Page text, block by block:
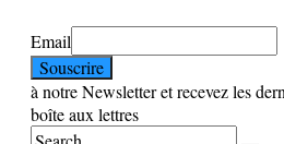
Email
à notre Newsletter et recevez les
boîte aux lettres